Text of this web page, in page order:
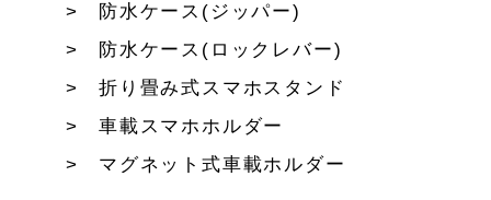
防水ケース(ジッパー)
防水ケース(ロックレバー)
折り畳み式スマホスタンド
車載スマホホルダー
マグネット式車載ホルダー